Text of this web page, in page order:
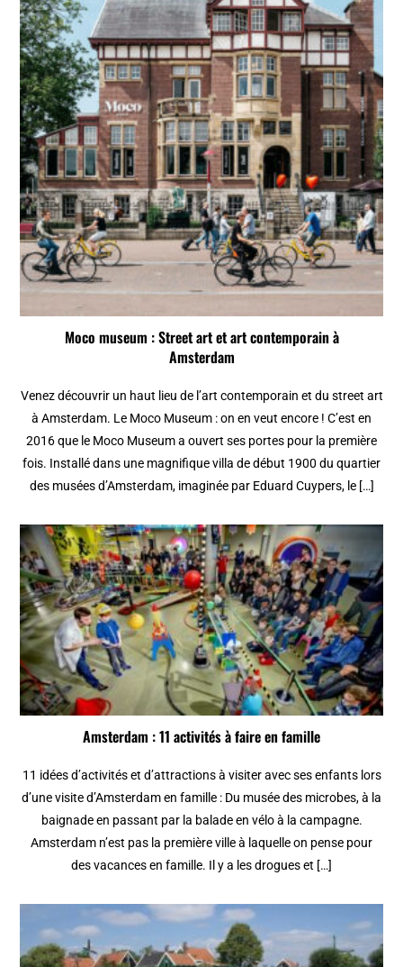
Moco museum : Street art et art contemporain à
Amsterdam
Venez découvrir un haut lieu de l’art contemporain et du street art
à Amsterdam. Le Moco Museum : on en veut encore ! C’est en
2016 que le Moco Museum a ouvert ses portes pour la première
fois. Installé dans une magnifique villa de début 1900 du quartier
des musées d’Amsterdam, imaginée par Eduard Cuypers, le […]
Amsterdam : 11 activités à faire en famille
11 idées d’activités et d’attractions à visiter avec ses enfants lors
d’une visite d’Amsterdam en famille : Du musée des microbes, à la
baignade en passant par la balade en vélo à la campagne.
Amsterdam n’est pas la première ville à laquelle on pense pour
des vacances en famille. Il y a les drogues et […]